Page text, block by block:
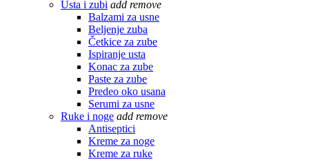
Usta i zubi add remove
Balzami za usne
Beljenje zuba
Četkice za zube
Ispiranje usta
Konac za zube
Paste za zube
Predeo oko usana
Serumi za usne
Ruke i noge add remove
Antiseptici
Kreme za noge
Kreme za ruke